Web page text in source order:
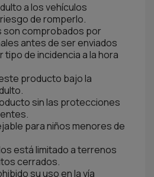
a los vehículos
de romperlo.
son comprobados por
antes de ser enviados
tipo de incidencia a la hora
producto bajo la
sin las protecciones
para niños menores de
está limitado a terrenos
cerrados.
su uso en la vía